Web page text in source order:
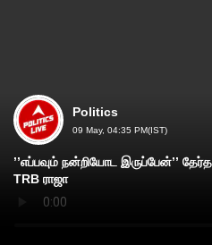
Politics
09 May, 04:35 PM(IST)
’’எப்பவும் நன்றியோட இருப்பேன்’’
TRB ராஜா